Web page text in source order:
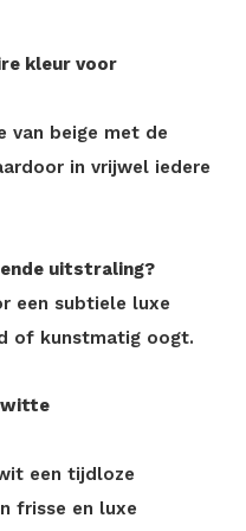
kleur voor
van beige met de
in vrijwel iedere
uitstraling?
een subtiele luxe
of kunstmatig oogt.
witte
een tijdloze
frisse en luxe